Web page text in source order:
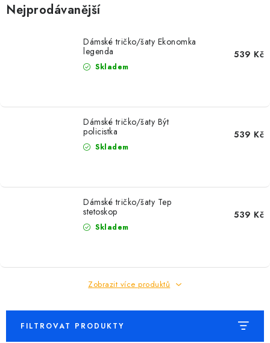
Kontakty
Nejprodávanější
Dámské tričko/šaty Ekonomka
legenda
Skladem
539 Kč
Dámské tričko/šaty Být
policistka
Skladem
539 Kč
Dámské tričko/šaty Tep
stetoskop
Skladem
539 Kč
Zobrazit více produktů
FILTROVAT PRODUKTY